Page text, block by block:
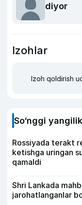
diyor
Izohlar
Izoh qoldirish
So‘nggi
Rossiyada terakt
ketishga uringan
qamaldi
Shri Lankada
jarohatlanganlar